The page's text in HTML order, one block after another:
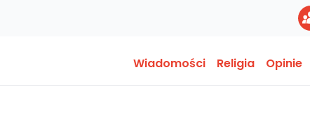
Wiadomości Religia Opinie